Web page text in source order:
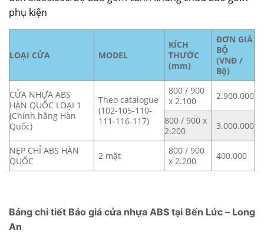
phụ kiện
LOẠI CỬA MODEL
KÍCH
THƯỚC
(mm)
ĐƠN GIÁ
BỘ
(VNĐ /
Bộ)
CỬA NHỰA ABS
HÀN QUỐC LOẠI 1
(Chính hãng Hàn
Quốc)
Theo catalogue
(102-105-110-
111-116-117)
800 / 900
x 2.100
2.900.000
800 / 900 x
2.200
3.000.000
NẸP CHỈ ABS HÀN
QUỐC
2 mặt
800 / 900
x 2.200
400.000
Bảng chi tiết Báo giá cửa nhựa ABS tại Bến Lức – Long
An